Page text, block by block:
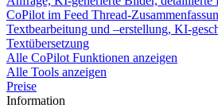
CoPilot im Feed Thread-
Textbearbeitung und –erstellung, KI-
Textübersetzung
Alle CoPilot Funktionen anzeigen
Alle Tools anzeigen
Preise
Information